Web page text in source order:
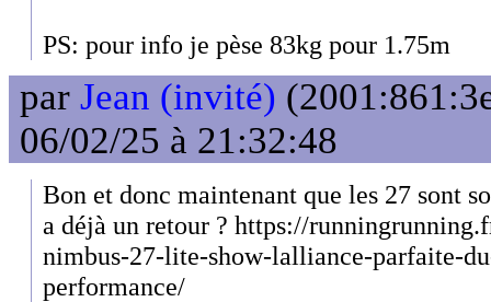
PS: pour info je pèse 83kg pour 1.75m
par Jean (invité)
06/02/25 à 21:32:48
Bon et donc maintenant que les 27 sont
a déjà un retour ? https://
nimbus-27-lite-show-lalliance-parfaite-
performance/